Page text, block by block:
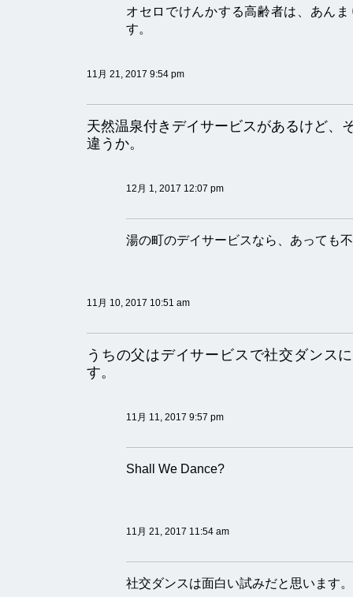
オセロでけんかする高齢者は、あん
す。
11月 21, 2017 9:54 pm
天然温泉付きデイサービスがあるけど、
違うか。
12月 1, 2017 12:07 pm
湯の町のデイサービスなら、あっても
11月 10, 2017 10:51 am
うちの父はデイサービスで社交ダンス
す。
11月 11, 2017 9:57 pm
Shall We Dance?
11月 21, 2017 11:54 am
社交ダンスは面白い試みだと思います。